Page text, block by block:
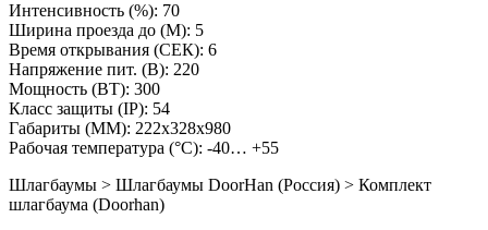
Интенсивность (%): 70
Ширина проезда до (М): 5
Время открывания (СЕК): 6
Напряжение пит. (B): 220
Мощность (ВТ): 300
Класс защиты (IP): 54
Габариты (ММ): 222x328x980
Рабочая температура (°C): -40… +55
Шлагбаумы > Шлагбаумы DoorHan (Россия) > Комплект
шлагбаума (Doorhan)